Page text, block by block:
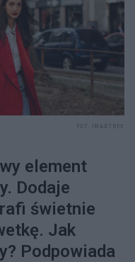
element
Dodaje
świetnie
Jak
Podpowiada